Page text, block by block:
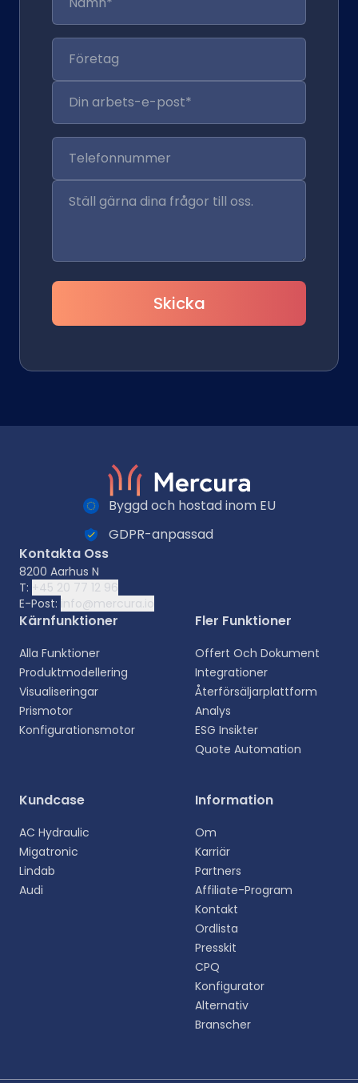
Välj ditt språk
upplevelse.
Svenska
Skicka
Byggd och hostad inom EU
GDPR-anpassad
Kontakta Oss
8200 Aarhus N
T: +45 20 77 12 96
E-Post: info@mercura.io
Kärnfunktioner
Alla Funktioner
Produktmodellering
Visualiseringar
Prismotor
Konfigurationsmotor
Fler Funktioner
Offert Och Dokument
Integrationer
Återförsäljarplattform
Analys
ESG Insikter
Quote Automation
Kundcase
AC Hydraulic
Migatronic
Lindab
Audi
Information
Om
Karriär
Partners
Affiliate-Program
Kontakt
Ordlista
Presskit
CPQ
Konfigurator
Alternativ
Branscher